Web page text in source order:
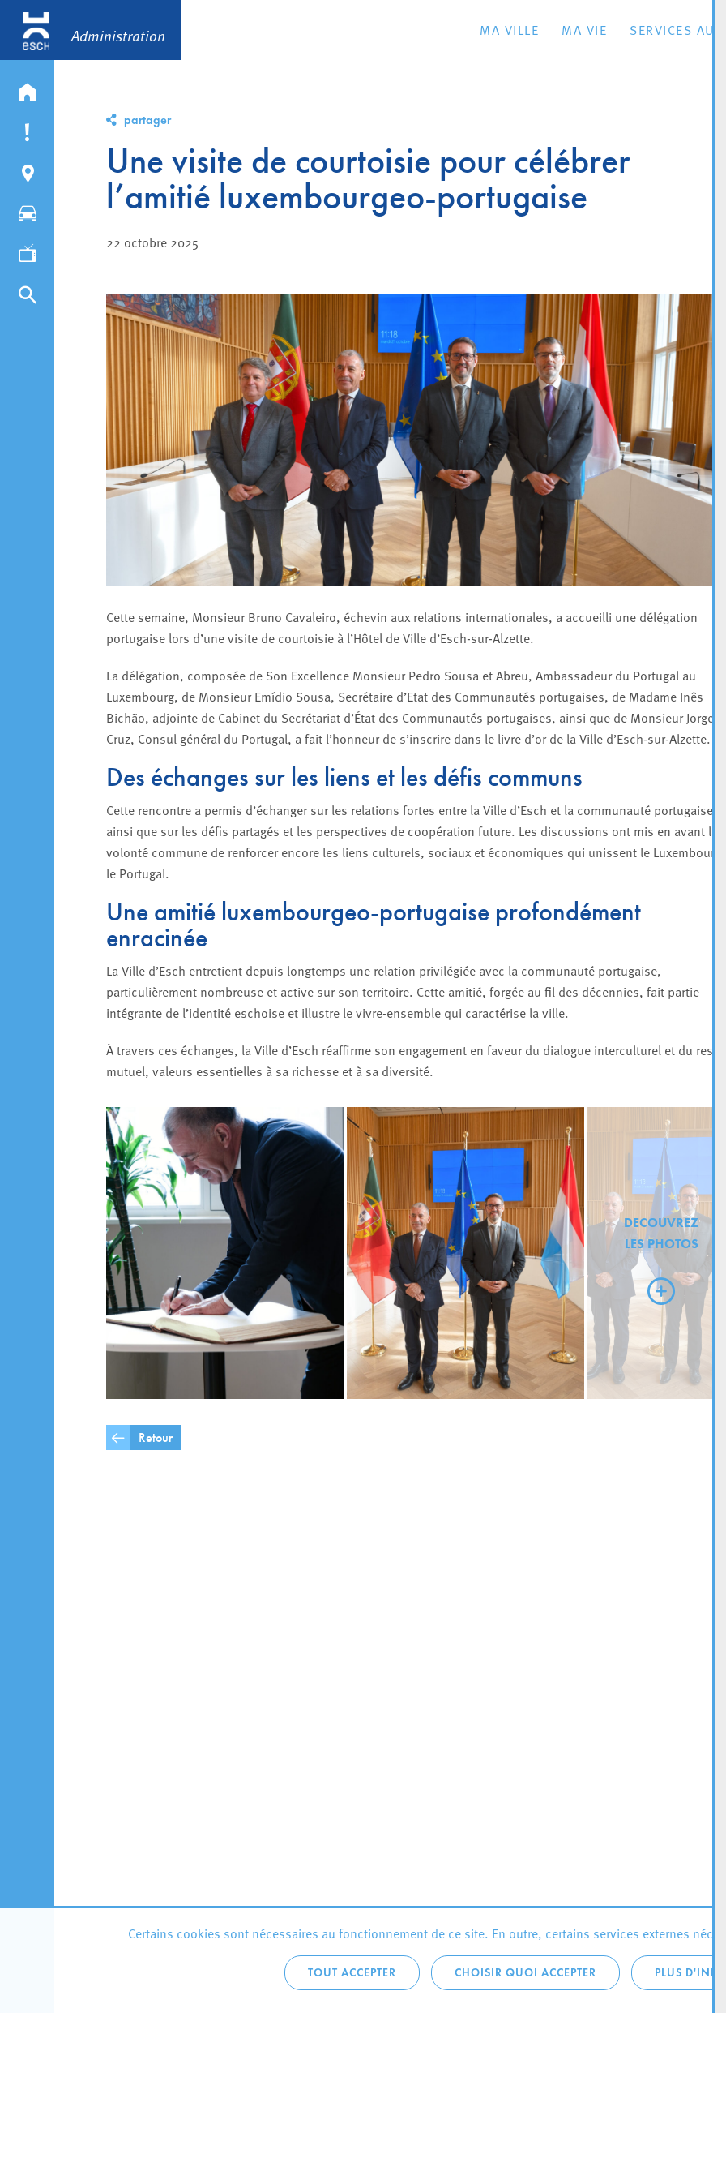
Administration MA VILLE MA VIE SERVICES AU
partager
Une visite de courtoisie pour célébrer
l’amitié luxembourgeo-portugaise
22 octobre 2025
Cette semaine, Monsieur Bruno Cavaleiro, échevin aux relations internationales, a accueilli une délégation
portugaise lors d’une visite de courtoisie à l’Hôtel de Ville d’Esch-sur-Alzette.
La délégation, composée de Son Excellence Monsieur Pedro Sousa et Abreu, Ambassadeur du Portugal au
Luxembourg, de Monsieur Emídio Sousa, Secrétaire d’Etat des Communautés portugaises, de Madame Inês
Bichão, adjointe de Cabinet du Secrétariat d’État des Communautés portugaises, ainsi que de Monsieur Jorge
Cruz, Consul général du Portugal, a fait l’honneur de s’inscrire dans le livre d’or de la Ville d’Esch-sur-Alzette.
Des échanges sur les liens et les défis communs
Cette rencontre a permis d’échanger sur les relations fortes entre la Ville d’Esch et la communauté portugaise,
ainsi que sur les défis partagés et les perspectives de coopération future. Les discussions ont mis en avant la
volonté commune de renforcer encore les liens culturels, sociaux et économiques qui unissent le Luxembourg et
le Portugal.
Une amitié luxembourgeo-portugaise profondément
enracinée
La Ville d’Esch entretient depuis longtemps une relation privilégiée avec la communauté portugaise,
particulièrement nombreuse et active sur son territoire. Cette amitié, forgée au fil des décennies, fait partie
intégrante de l’identité eschoise et illustre le vivre-ensemble qui caractérise la ville.
À travers ces échanges, la Ville d’Esch réaffirme son engagement en faveur du dialogue interculturel et du
mutuel, valeurs essentielles à sa richesse et à sa diversité.
DECOUVREZ
LES PHOTOS
Retour
Certains cookies sont nécessaires au fonctionnement de ce site. En outre, certains services externes
TOUT ACCEPTER CHOISIR QUOI ACCEPTER PLUS